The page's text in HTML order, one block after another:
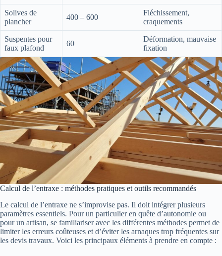
Solives de
plancher
400 – 600
Fléchissement,
craquements
Suspentes pour
faux plafond
60
Déformation, mauvaise
fixation
Calcul de l’entraxe : méthodes pratiques et outils recommandés
Le calcul de l’entraxe ne s’improvise pas. Il doit intégrer plusieurs
paramètres essentiels. Pour un particulier en quête d’autonomie ou
pour un artisan, se familiariser avec les différentes méthodes permet de
limiter les erreurs coûteuses et d’éviter les arnaques trop fréquentes sur
les devis travaux. Voici les principaux éléments à prendre en compte :